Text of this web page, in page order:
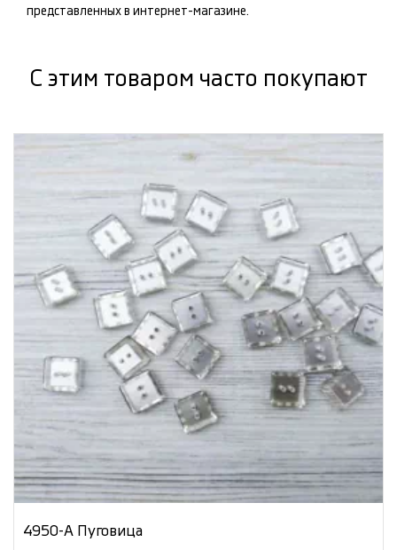
представленных в интернет-магазине.
С этим товаром часто покупают
4950-А Пуговица